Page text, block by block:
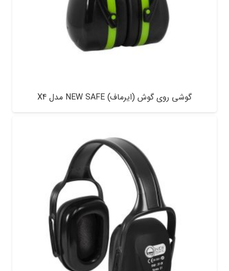
گوشی روی گوش (ایرماف) NEW SAFE مدل X4